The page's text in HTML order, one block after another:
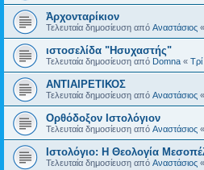
Ἀρχονταρίκιον
Τελευταία δημοσίευση από Αναστάσιος «
ιστοσελίδα "Ησυχαστής"
Τελευταία δημοσίευση από Domna «
ΑΝΤΙΑΙΡΕΤΙΚΟΣ
Τελευταία δημοσίευση από Αναστάσιος «
Ορθόδοξον Ιστολόγιον
Τελευταία δημοσίευση από Αναστάσιος «
Ιστολόγιο: Η Θεολογία
Τελευταία δημοσίευση από Αναστάσιος «